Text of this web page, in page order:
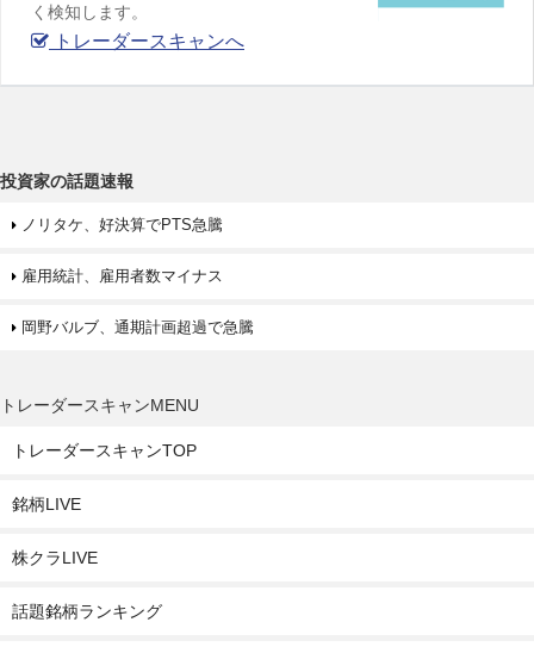
く検知します。
トレーダースキャンへ
投資家の話題速報
ノリタケ、好決算でPTS急騰
雇用統計、雇用者数マイナス
岡野バルブ、通期計画超過で急騰
トレーダースキャンMENU
トレーダースキャンTOP
銘柄LIVE
株クラLIVE
話題銘柄ランキング